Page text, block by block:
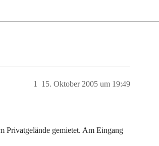
15. Oktober 2005 um 19:49
1
Privatgelände gemietet. Am Eingang